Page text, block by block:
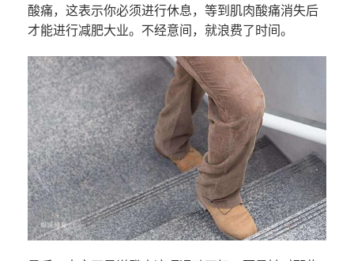
酸痛，这表示你必须进行休息，等到肌肉酸痛消失后
才能进行减肥大业。不经意间，就浪费了时间。